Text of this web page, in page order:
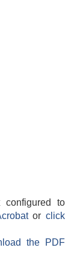
configured to
orclick
the PDF